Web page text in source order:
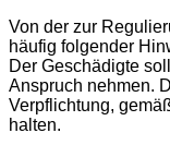
Von der zur
häufig folgender
Der Geschädigte
Anspruch nehmen.
Verpflichtung,
halten.